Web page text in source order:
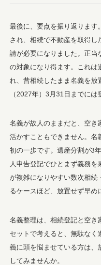
最後に、要点を振り返りま
され、相続で不動産を取得し
請が必要になりました。正当
の対象になり得ます。これは
れ、昔相続したまま名義を放
（2027年）3月31日までには
名義が故人のままだと、空き
活かすこともできません。名
初の一歩です。遺産分割が3
人申告登記でひとまず義務
が複雑になりやすい数次相続
るケースほど、放置せず早め
名義整理は、相続登記と空き
セットで考えると、無駄なく
義に頭を悩ませている方は、
してみませんか。